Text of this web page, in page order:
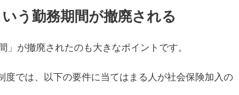
う勤務期間が撤廃される
が撤廃されたのも大きなポイントです。
では、以下の要件に当てはまる人が社会保険加入の